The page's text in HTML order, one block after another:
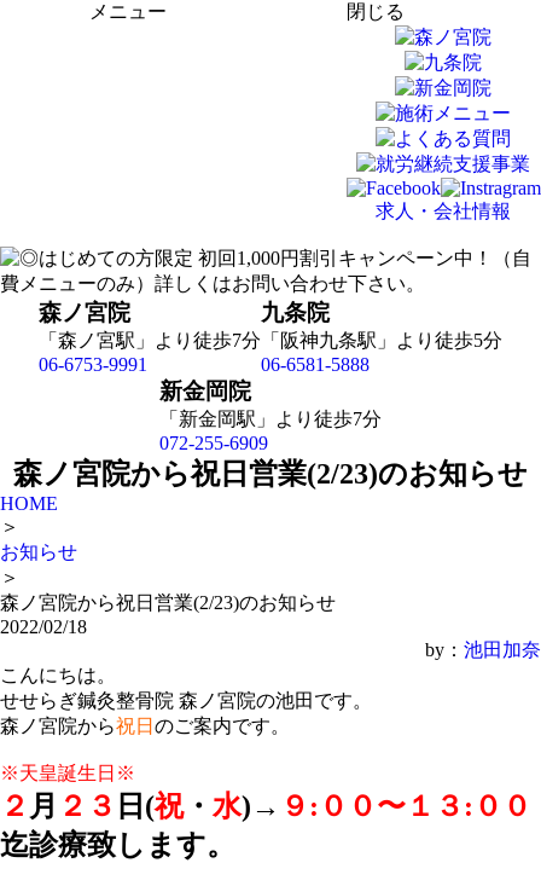
メニュー 閉じる
求人・会社情報
森ノ宮院
「森ノ宮駅」より徒歩7分
06-6753-9991
九条院
「阪神九条駅」より徒歩5分
06-6581-5888
新金岡院
「新金岡駅」より徒歩7分
072-255-6909
森ノ宮院から祝日営業(2/23)のお知らせ
HOME
＞
お知らせ
＞
森ノ宮院から祝日営業(2/23)のお知らせ
2022/02/18
by： 池田加奈
こんにちは。
せせらぎ鍼灸整骨院 森ノ宮院の池田です。
森ノ宮院から祝日 のご案内です。
※天皇誕生日※
２ 月 ２３ 日(祝・ 水)→ ９:００〜１３:００
迄診療致します。